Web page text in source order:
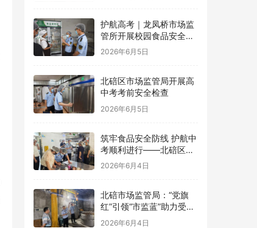
护航高考｜龙凤桥市场监
管所开展校园食品安全专
项检查
2026年6月5日
北碚区市场监管局开展高
中考考前安全检查
2026年6月5日
筑牢食品安全防线 护航中
考顺利进行——北碚区茨
竹镇开展华蓥中学中考考
点食品安全考前检查
2026年6月4日
北碚市场监管局：“党旗
红”引领“市监蓝”助力受灾
食品生产经营主体复工复
2026年6月4日